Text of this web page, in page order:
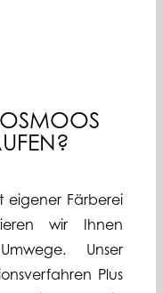
eigener Färberei
wir Ihnen
Unser
Plus